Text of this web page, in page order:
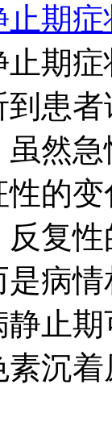
止期症
止期
到患
然
的
复
病
止
沉